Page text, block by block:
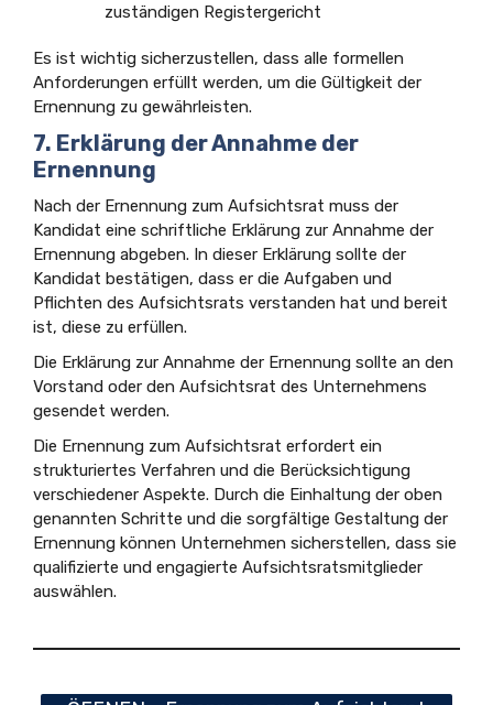
zuständigen Registergericht
Es ist wichtig sicherzustellen, dass alle formellen
Anforderungen erfüllt werden, um die Gültigkeit der
Ernennung zu gewährleisten.
7. Erklärung der Annahme der
Ernennung
Nach der Ernennung zum Aufsichtsrat muss der
Kandidat eine schriftliche Erklärung zur Annahme der
Ernennung abgeben. In dieser Erklärung sollte der
Kandidat bestätigen, dass er die Aufgaben und
Pflichten des Aufsichtsrats verstanden hat und bereit
ist, diese zu erfüllen.
Die Erklärung zur Annahme der Ernennung sollte an den
Vorstand oder den Aufsichtsrat des Unternehmens
gesendet werden.
Die Ernennung zum Aufsichtsrat erfordert ein
strukturiertes Verfahren und die Berücksichtigung
verschiedener Aspekte. Durch die Einhaltung der oben
genannten Schritte und die sorgfältige Gestaltung der
Ernennung können Unternehmen sicherstellen, dass sie
qualifizierte und engagierte Aufsichtsratsmitglieder
auswählen.